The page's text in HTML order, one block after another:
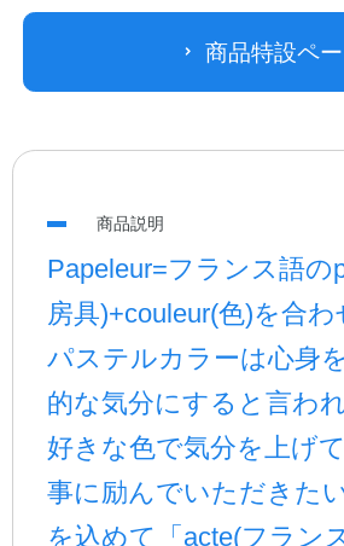
公式アカウント
日本ノート
商品特設ペ
商品説明
Papeleur=フランス語の
房具)+couleur(色)を合わ
パステルカラーは心身
的な気分にすると言わ
好きな色で気分を上げ
事に励んでいただきた
を込めて「acte(フラン